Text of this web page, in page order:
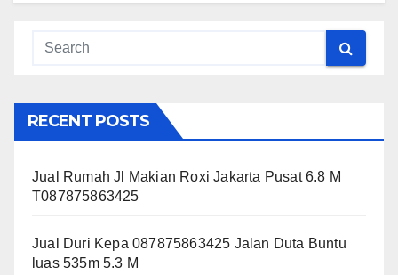
RECENT POSTS
Jual Rumah Jl Makian Roxi Jakarta Pusat 6.8 M
T087875863425
Jual Duri Kepa 087875863425 Jalan Duta Buntu
luas 535m 5.3 M